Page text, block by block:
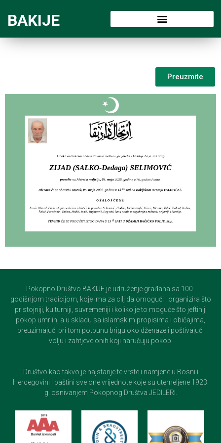
BAKIJE
Preuzmite
Pokopno Društvo BAKIJE je udruženje građana sa 100-
godišnjom tradicijom, koje ima za cilj da omogući i organizira što
pristojniji, kulturniji, suvremeniji i koliko je to moguće što jeftiniji
pokop umrlih, a u skladu sa islamskim propisima i običajima,
preuzimajući pri tom potpunu brigu oko dženaze i poštivajući
volju i zahtjeve onih koji naručuju pokop.
Društvo kao takvo je najstarije te vrste i namjene u Bosni i
Hercegovini i baštini sve one vrijednote koje su utemeljene 1923.
g. osnivanjem Pokopnog Društva JEDILERI.